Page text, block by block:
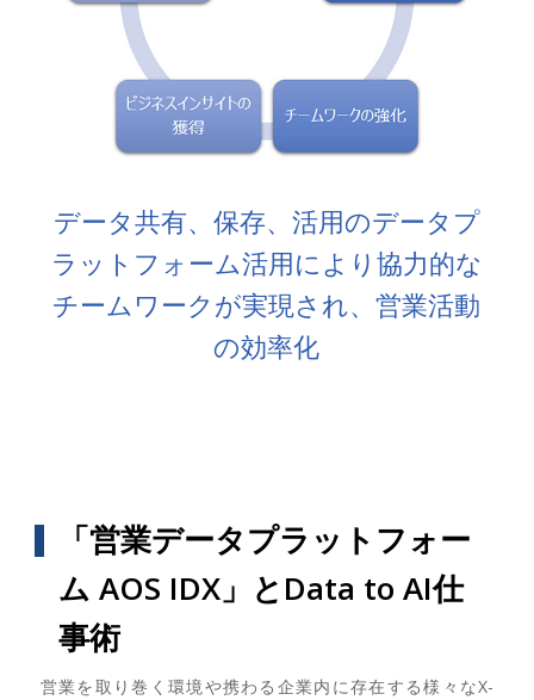
データ共有、保存、活用のデータプ
ラットフォーム活用により協力的な
チームワークが実現され、営業活動
の効率化
「営業データプラットフォー
ム AOS IDX」とData to AI仕
事術
営業を取り巻く環境や携わる企業内に存在する様々なX-